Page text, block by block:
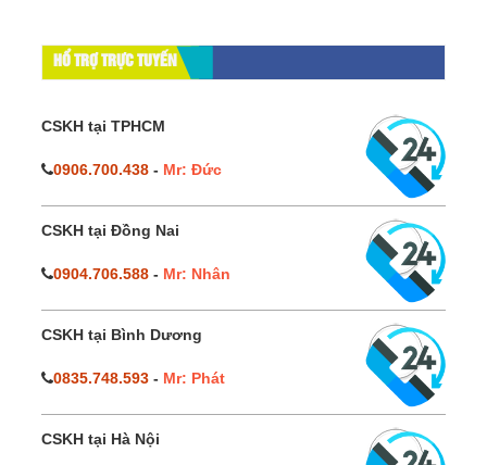
HỔ TRỢ TRỰC TUYẾN
CSKH tại TPHCM
0906.700.438 - Mr: Đức
CSKH tại Đồng Nai
0904.706.588 - Mr: Nhân
CSKH tại Bình Dương
0835.748.593 - Mr: Phát
CSKH tại Hà Nội